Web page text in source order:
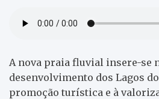
A nova praia fluvial insere-se
desenvolvimento dos Lagos
promoção turística e à